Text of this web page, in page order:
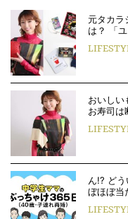
元タカラ
は？ 「
おいしい
お寿司は
ん!? ど
ぼほぼ当